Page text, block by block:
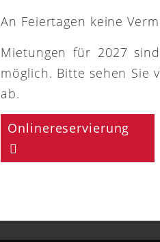
An Feiertagen keine
Mietungen für 2027
möglich. Bitte sehen Sie
ab.
Onlinereservierung